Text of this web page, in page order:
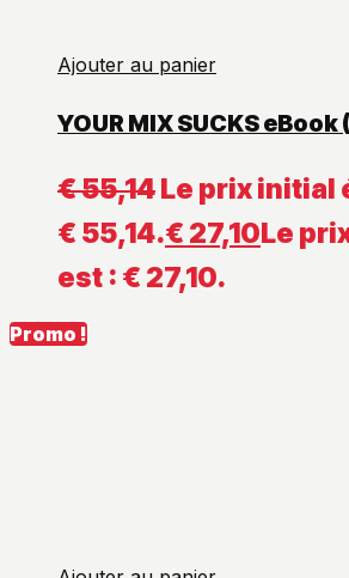
Ajouter au panier
YOUR MIX SUCKS
€55,14Le prix initial
€ 55,14.€ 27,10Le
est : € 27,10.
Promo !